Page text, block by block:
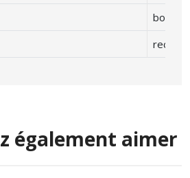
également aimer